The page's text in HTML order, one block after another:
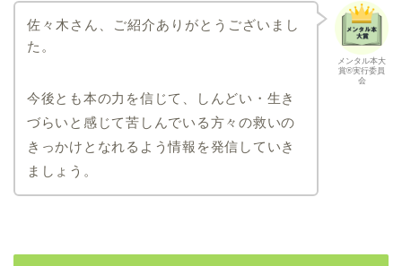
メンタル本大
賞®実行委員
会
佐々木さん、ご紹介ありがとうございまし
た。
今後とも本の力を信じて、しんどい・生き
づらいと感じて苦しんでいる方々の救いの
きっかけとなれるよう情報を発信していき
ましょう。